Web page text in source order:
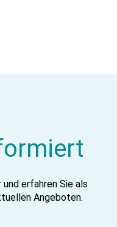
erfahren Sie als
Angeboten.